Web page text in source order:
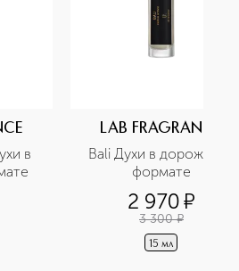
в
LAB FRAGRANCE
Bali Духи в дорожном
формате
2 970¤
3 300 ¤
15 мл